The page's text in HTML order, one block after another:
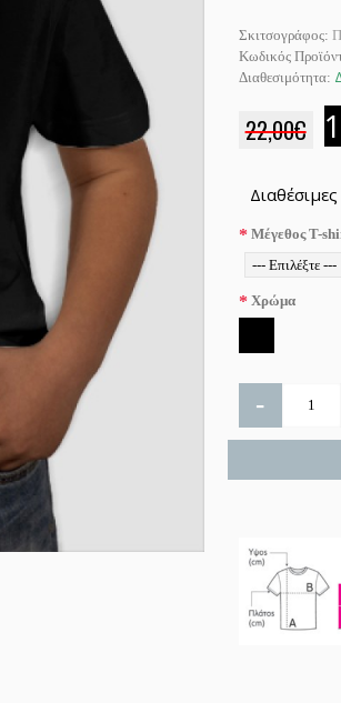
Σκιτσογράφος:
Κωδικός
Διαθεσιμότητα:
22,00€
Μέγεθος T-
Χρώμα
-